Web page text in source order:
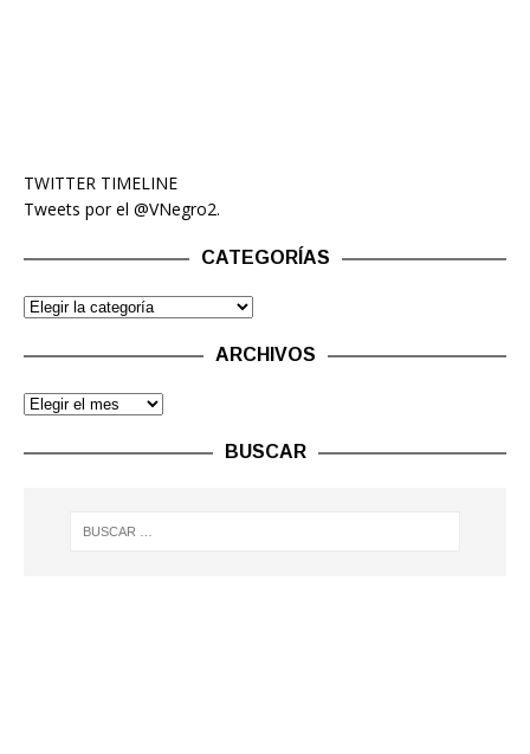
TWITTER TIMELINE
Tweets por el @VNegro2.
CATEGORÍAS
ARCHIVOS
BUSCAR